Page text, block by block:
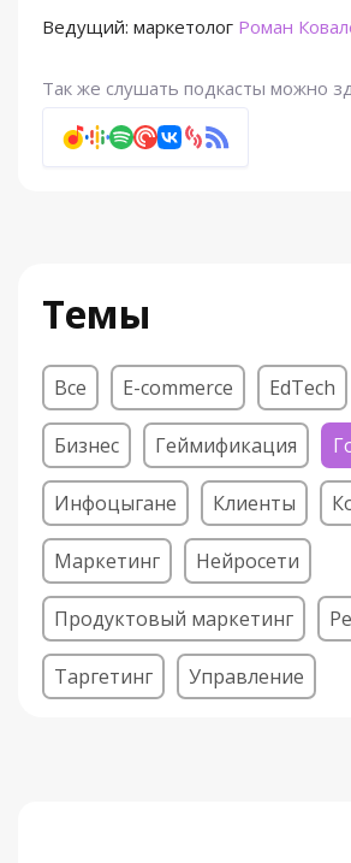
Ведущий: маркетолог Роман
Так же слушать подкасты можно
Темы
Все E-commerce EdTech
Бизнес Геймификация
Инфоцыгане Клиенты
Маркетинг Нейросети
Продуктовый маркетинг
Таргетинг Управление